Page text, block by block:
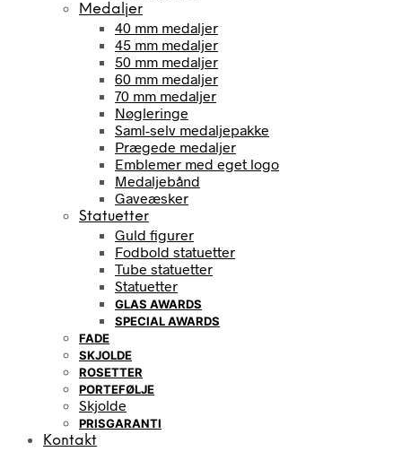
Medaljer
40 mm medaljer
45 mm medaljer
50 mm medaljer
60 mm medaljer
70 mm medaljer
Nøgleringe
Saml-selv medaljepakke
Prægede medaljer
Emblemer med eget logo
Medaljebånd
Gaveæsker
Statuetter
Guld figurer
Fodbold statuetter
Tube statuetter
Statuetter
GLAS AWARDS
SPECIAL AWARDS
FADE
SKJOLDE
ROSETTER
PORTEFØLJE
Skjolde
PRISGARANTI
Kontakt